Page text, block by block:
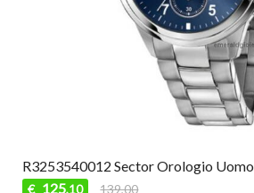
R3253540012 Sector Orologio Uomo
€ 125,10 139,00